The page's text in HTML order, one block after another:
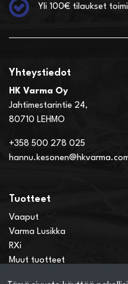
Yli 100€ tilaukset
Yhteystiedot
HK Varma Oy
Jahtimestarintie 24,
80710 LEHMO
+358 500 278 025
Tuotteet
Vaaput
Varma Lusikka
RXi
Muut tuotteet